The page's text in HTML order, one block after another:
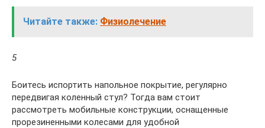
Читайте также: Физиолечение
5
Боитесь испортить напольное покрытие, регулярно
передвигая коленный стул? Тогда вам стоит
рассмотреть мобильные конструкции, оснащенные
прорезиненными колесами для удобной